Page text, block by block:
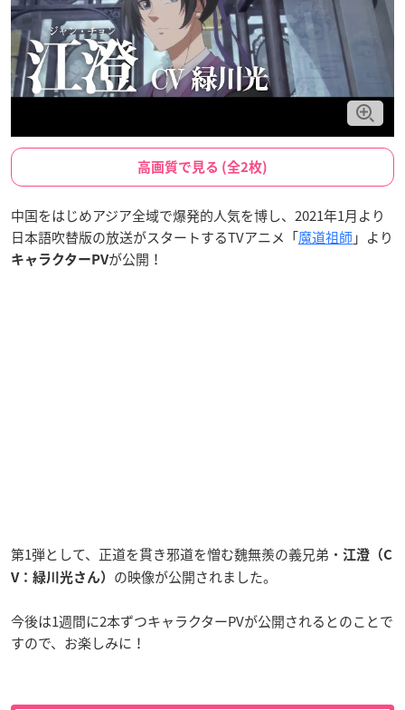
高画質で見る (全2枚)
中国をはじめアジア全域で爆発的人気を博し、2021年1月より
日本語吹替版の放送がスタートするTVアニメ「魔道祖師」より
キャラクターPVが公開！
第1弾として、正道を貫き邪道を憎む魏無羨の義兄弟・ 江澄（C
V：緑川光さん） の映像が公開されました。
今後は1週間に2本ずつキャラクターPVが公開されるとのことで
すので、お楽しみに！